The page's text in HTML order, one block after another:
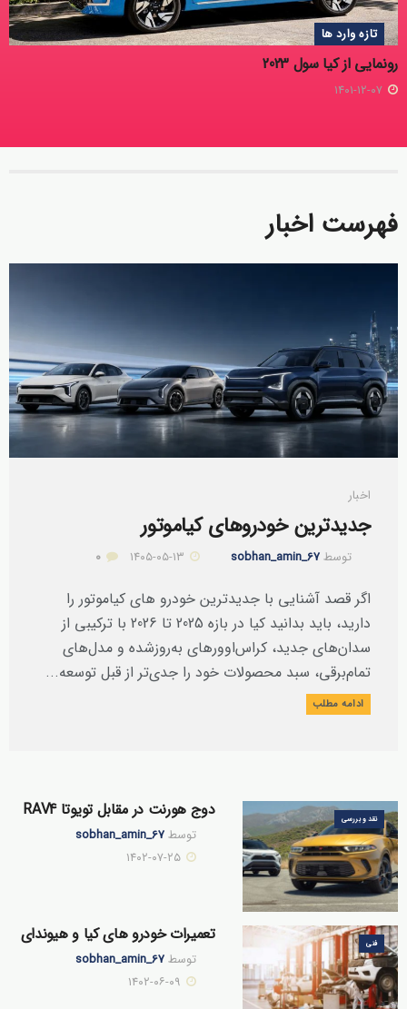
تازه وارد ها
رونمایی از کیا سول 2023
فهرست اخبار
اخبار
جدیدترین خودروهای کیاموتور
توسطsobhan_amin_67
اگر قصد آشنایی با جدیدترین خودرو های کیاموتور را
دارید، باید بدانید کیا در بازه 2025 تا 2026 با ترکیبی از
سدان‌های جدید، کراس‌اوورهای به‌روزشده و مدل‌های
تمام‌برقی، سبد محصولات خود را جدی‌تر از قبل توسعه...
ادامه مطلب
نقد و بررسی دوج هورنت در مقابل تویوتا RAV4
توسطsobhan_amin_67
۱۴۰۲-۰۷-۲۵
فنی تعمیرات خودرو های کیا و هیوندای
توسطsobhan_amin_67